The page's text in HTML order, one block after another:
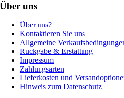
Über uns
Über uns?
Kontaktieren Sie uns
Allgemeine
Rückgabe & Erstattung
Impressum
Zahlungsarten
Lieferkosten und
Hinweis zum Datenschutz